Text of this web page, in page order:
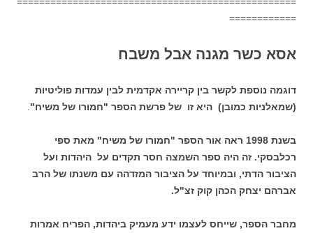
============
אסא כשר מגנה אבל משבח
דוגמה נוספת לקשר בין קריירה אקדמית לבין עמדות פוליטיות
(שמאלניות כמובן) היא זו של פרשת הספר "חמורו של משיח"
בשנת 1998 ראה אור הספר "חמורו של משיח" מאת ספי
רכלבסקי. זה היה ספר השמצה חסר תקדים על היהדות ועל
הציבור הדתי, ובמיוחד על הציבור המזדהה עם משנתו של הרב
אברהם יצחק הכהן קוק זצ"ל.
מחבר הספר, שייחס לעצמו ידע מעמיק ביהדות, הפריח אמרות